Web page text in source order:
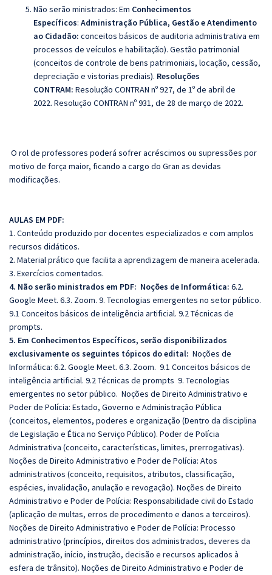
Não serão ministrados: Em Conhecimentos
Específicos: Administração Pública, Gestão e Atendimento
ao Cidadão: conceitos básicos de auditoria administrativa em
processos de veículos e habilitação). Gestão patrimonial
(conceitos de controle de bens patrimoniais, locação, cessão,
depreciação e vistorias prediais). Resoluções
CONTRAM: Resolução CONTRAN nº 927, de 1º de abril de
2022. Resolução CONTRAN nº 931, de 28 de março de 2022.
O rol de professores poderá sofrer acréscimos ou supressões por
motivo de força maior, ficando a cargo do Gran as devidas
modificações.
AULAS EM PDF:
1. Conteúdo produzido por docentes especializados e com amplos
recursos didáticos.
2. Material prático que facilita a aprendizagem de maneira acelerada.
3. Exercícios comentados.
4. Não serão ministrados em PDF: Noções de Informática: 6.2.
Google Meet. 6.3. Zoom. 9. Tecnologias emergentes no setor público.
9.1 Conceitos básicos de inteligência artificial. 9.2 Técnicas de
prompts.
5. Em Conhecimentos Específicos, serão disponibilizados
exclusivamente os seguintes tópicos do edital: Noções de
Informática: 6.2. Google Meet. 6.3. Zoom. 9.1 Conceitos básicos de
inteligência artificial. 9.2 Técnicas de prompts 9. Tecnologias
emergentes no setor público. Noções de Direito Administrativo e
Poder de Polícia: Estado, Governo e Administração Pública
(conceitos, elementos, poderes e organização (Dentro da disciplina
de Legislação e Ética no Serviço Público). Poder de Polícia
Administrativa (conceito, características, limites, prerrogativas).
Noções de Direito Administrativo e Poder de Polícia: Atos
administrativos (conceito, requisitos, atributos, classificação,
espécies, invalidação, anulação e revogação). Noções de Direito
Administrativo e Poder de Polícia: Responsabilidade civil do Estado
(aplicação de multas, erros de procedimento e danos a terceiros).
Noções de Direito Administrativo e Poder de Polícia: Processo
administrativo (princípios, direitos dos administrados, deveres da
administração, início, instrução, decisão e recursos aplicados à
esfera de trânsito). Noções de Direito Administrativo e Poder de